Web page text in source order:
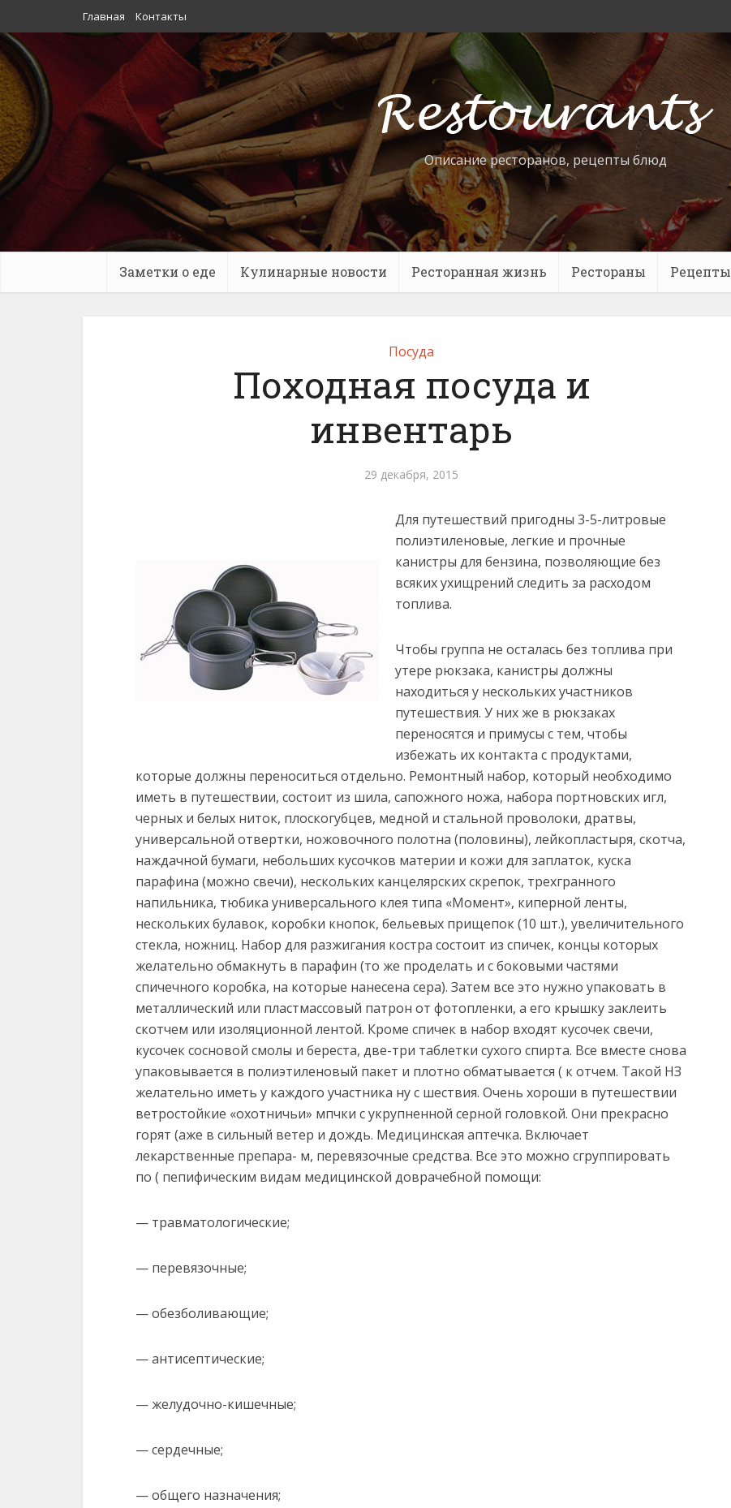
Главная Контакты
Описание ресторанов, рецепты блюд
Заметки о еде Кулинарные новости Ресторанная жизнь Рестораны Рецепты
Посуда
Походная посуда и
инвентарь
29 декабря, 2015
Для путешествий пригодны 3-5-литровые
полиэтиленовые, легкие и прочные
канистры для бензина, позволяющие без
всяких ухищрений следить за расходом
топлива.
Чтобы группа не осталась без топлива при
утере рюкзака, канистры должны
находиться у нескольких участников
путешествия. У них же в рюкзаках
переносятся и примусы с тем, чтобы
избежать их контакта с продуктами,
которые должны переноситься отдельно. Ремонтный набор, который необходимо
иметь в путешествии, состоит из шила, сапожного ножа, набора портновских игл,
черных и белых ниток, плоскогубцев, медной и стальной проволоки, дратвы,
универсальной отвертки, ножовочного полотна (половины), лейкопластыря, скотча,
наждачной бумаги, небольших кусочков материи и кожи для заплаток, куска
парафина (можно свечи), нескольких канцелярских скрепок, трехгранного
напильника, тюбика универсального клея типа «Момент», киперной ленты,
нескольких булавок, коробки кнопок, бельевых прищепок (10 шт.), увеличительного
стекла, ножниц. Набор для разжигания костра состоит из спичек, концы которых
желательно обмакнуть в парафин (то же проделать и с боковыми частями
спичечного коробка, на которые нанесена сера). Затем все это нужно упаковать в
металлический или пластмассовый патрон от фотопленки, а его крышку заклеить
скотчем или изоляционной лентой. Кроме спичек в набор входят кусочек свечи,
кусочек сосновой смолы и береста, две-три таблетки сухого спирта. Все вместе снова
упаковывается в полиэтиленовый пакет и плотно обматывается ( к отчем. Такой НЗ
желательно иметь у каждого участника ну с шествия. Очень хороши в путешествии
ветростойкие «охотничьи» мпчки с укрупненной серной головкой. Они прекрасно
горят (аже в сильный ветер и дождь. Медицинская аптечка. Включает
лекарственные препара- м, перевязочные средства. Все это можно сгруппировать
по ( пепифическим видам медицинской доврачебной помощи:
— травматологические;
— перевязочные;
— обезболивающие;
— антисептические;
— желудочно-кишечные;
— сердечные;
— общего назначения;